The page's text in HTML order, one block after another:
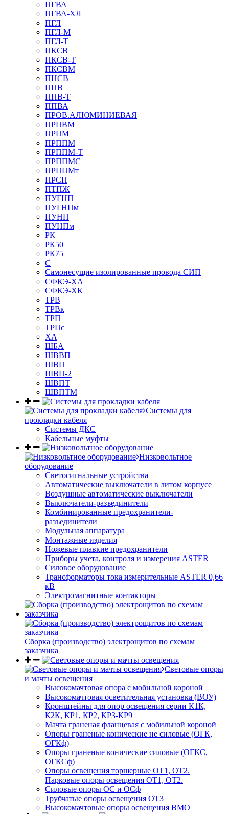
ПГВА
ПГВА-ХЛ
ПГЛ
ПГЛ-М
ПГЛ-Т
ПКСВ
ПКСВ-Т
ПКСВМ
ПНСВ
ППВ
ППВ-Т
ППВА
ПРОВ.АЛЮМИНИЕВАЯ
ПРПВМ
ПРПМ
ПРППМ
ПРППМ-Т
ПРППМС
ПРППМт
ПРСП
ПТПЖ
ПУГНП
ПУГНПм
ПУНП
ПУНПм
РК
РК50
РК75
С
Самонесущие изолированные провода СИП
СФКЭ-ХА
СФКЭ-ХК
ТРВ
ТРВк
ТРП
ТРПс
ХА
ШБА
ШВВП
ШВП
ШВП-2
ШВПТ
ШВПТМ
Системы для
прокладки кабеля
Системы ДКС
Кабельные муфты
Низковольтное
оборудование
Светосигнальные устройства
Автоматические выключатели в литом корпусе
Воздушные автоматические выключатели
Выключатели-разъединители
Комбинированные предохранители-
разъединители
Модульная аппаратура
Монтажные изделия
Ножевые плавкие предохранители
Приборы учета, контроля и измерения ASTER
Силовое оборудование
Трансформаторы тока измерительные ASTER 0,66
кВ
Электромагнитные контакторы
Сборка (производство) электрощитов по схемам
заказчика
Световые опоры
и мачты освещения
Высокомачтовая опора с мобильной короной
Высокомачтовая осветительная установка (ВОУ)
Кронштейны для опор освещения серии К1К,
К2К, КР1, КР2, КР3-КР9
Мачта граненая фланцевая с мобильной короной
Опоры граненые конические не силовые (ОГК,
ОГКф)
Опоры граненые конические силовые (ОГКС,
ОГКСф)
Опоры освещения торшерные ОТ1, ОТ2.
Парковые опоры освещения ОТ1, ОТ2.
Силовые опоры ОС и ОСф
Трубчатые опоры освещения ОТ3
Высокомачтовые опоры освещения ВМО